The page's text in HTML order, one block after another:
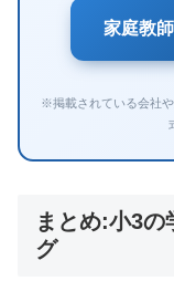
家庭教
※掲載されている会社
まとめ:小3の
グ